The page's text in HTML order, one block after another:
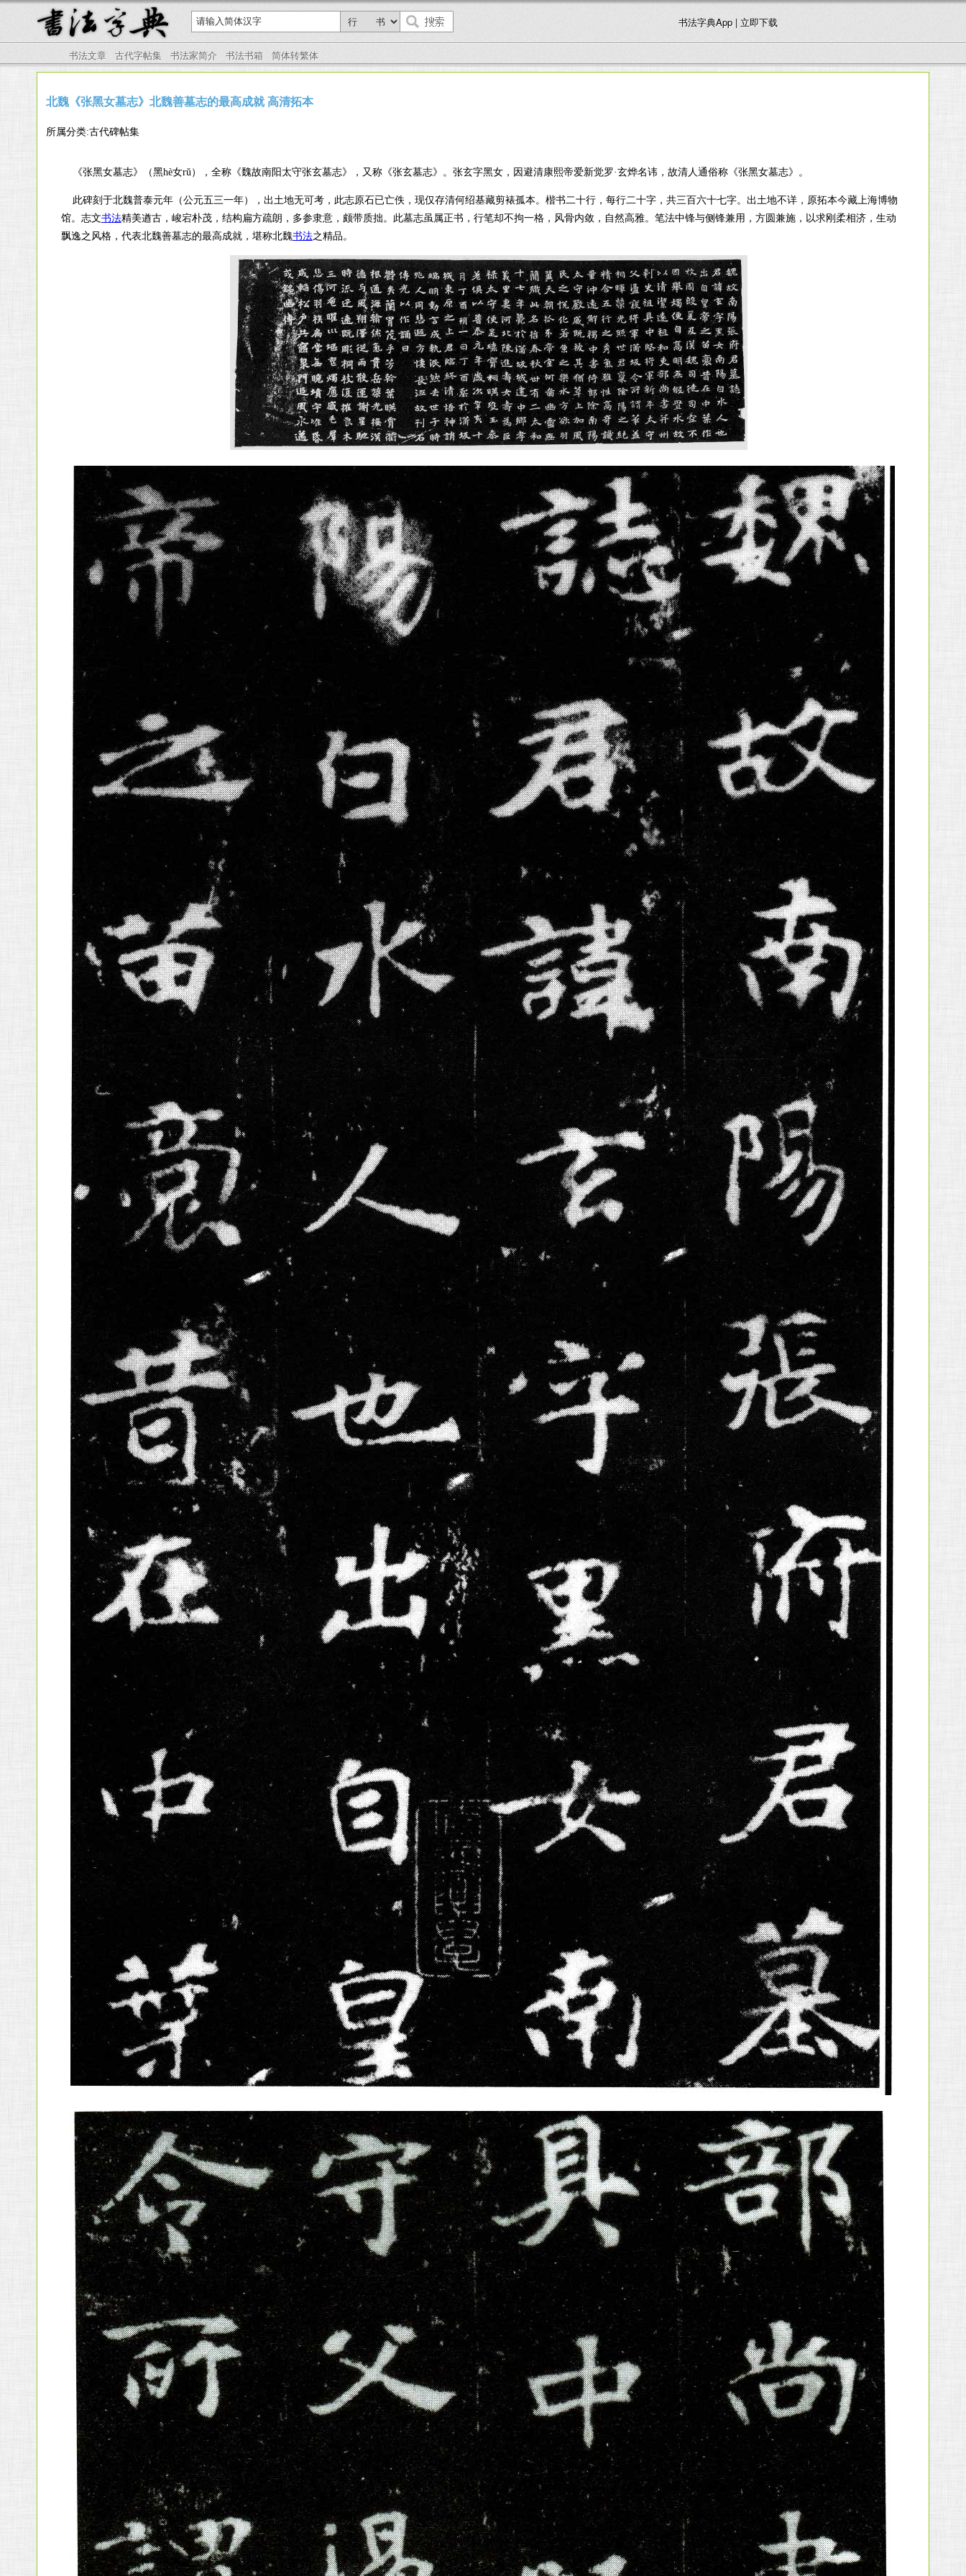
书法字典App | 立即下载
书法文章 古代字帖集 书法家简介 书法书箱 简体转繁体
北魏《张黑女墓志》北魏善墓志的最高成就 高清拓本
所属分类:古代碑帖集
《张黑女墓志》（黑hè女rǔ），全称《魏故南阳太守张玄墓志》，又称《张玄墓志》。张玄字黑女，因避清康熙帝爱新觉罗·玄烨名讳，故清人通俗称《张黑女墓志》。
此碑刻于北魏普泰元年（公元五三一年），出土地无可考，此志原石已亡佚，现仅存清何绍基藏剪裱孤本。 楷书二十行，每行二十字，共三百六十七字。出土地不详，原拓本今藏上海博物
馆。 志文书法精美遒古，峻宕朴茂，结构扁方疏朗，多参隶意，颇带质拙。此墓志虽属正书，行笔却不拘一格，风骨内敛，自然高雅。笔法中锋与侧锋兼用，方圆兼施，以求刚柔相济，生动
飘逸之风格，代表北魏善墓志的最高成就，堪称北魏书法之精品。